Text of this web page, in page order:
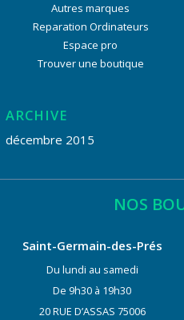
Autres marques
Reparation Ordinateurs
Espace pro
Trouver une boutique
ARCHIVE
décembre 2015
NOS
Saint-Germain-des-Prés
Du lundi au samedi
De 9h30 à 19h30
20 RUE D’ASSAS 75006